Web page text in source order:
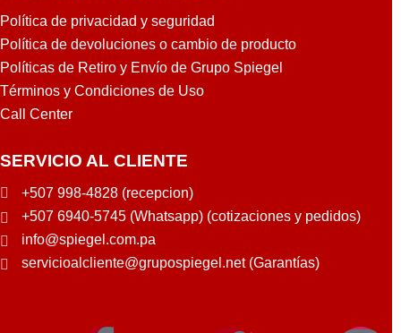
Política de privacidad y seguridad
Política de devoluciones o cambio de producto
Políticas de Retiro y Envío de Grupo Spiegel
Términos y Condiciones de Uso
Call Center
SERVICIO AL CLIENTE
+507 998-4828 (recepcion)
+507 6940-5745 (Whatsapp) (cotizaciones y pedidos)
info@spiegel.com.pa
servicioalcliente@grupospiegel.net (Garantías)